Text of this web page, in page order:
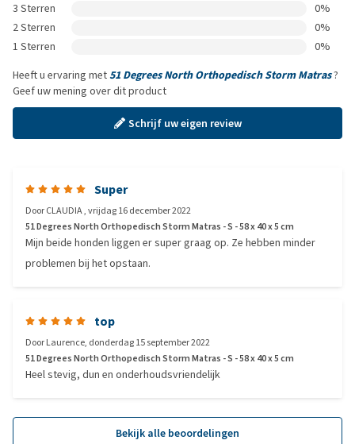
3 Sterren
0%
2 Sterren
0%
1 Sterren
0%
Heeft u ervaring met51 Degrees North Orthopedisch Storm Matras?
Geef uw mening over dit product
Schrijf uw eigen review
Super
DoorCLAUDIA,vrijdag 16 december 2022
51 Degrees North Orthopedisch Storm Matras - S - 58 x 40 x 5 cm
Mijn beide honden liggen er super graag op. Ze hebben minder
problemen bij het opstaan.
top
DoorLaurence, donderdag 15 september 2022
51 Degrees North Orthopedisch Storm Matras - S - 58 x 40 x 5 cm
Heel stevig, dun en onderhoudsvriendelijk
Bekijk alle beoordelingen